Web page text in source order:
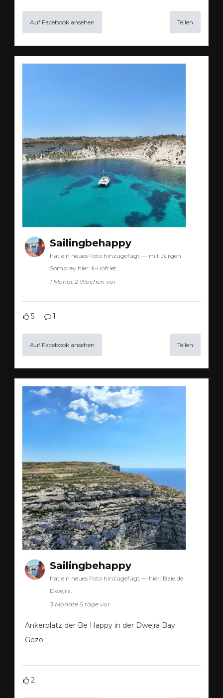
Auf Facebook ansehen Teilen
Sailingbehappy
hat ein neues Foto hinzugefügt — mit Jürgen
Sombrey hier: Il-Hofriet.
1 Monat 2 Wochen vor
5 1
Auf Facebook ansehen Teilen
Sailingbehappy
hat ein neues Foto hinzugefügt — hier: Baie de
Dwejra.
3 Monate 5 tage vor
Ankerplatz der Be Happy in der Dwejra Bay
Gozo
2